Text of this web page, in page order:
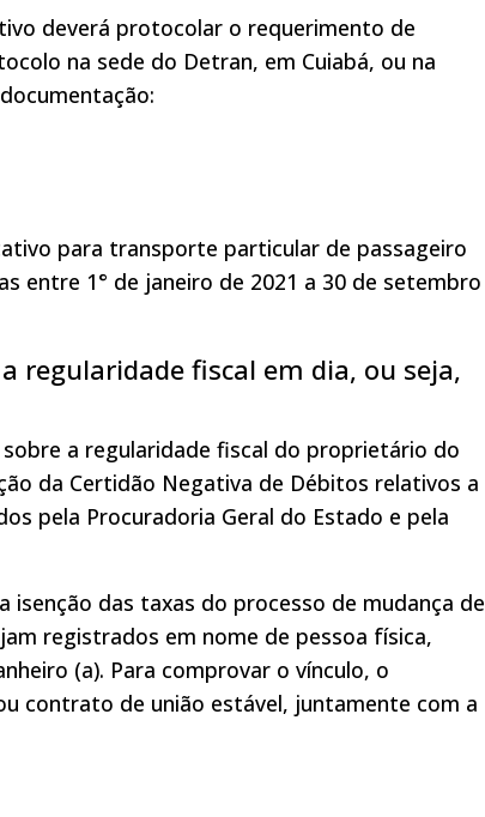
deverá protocolar o requerimento de
na sede do Detran, em Cuiabá, ou na
para transporte particular de passageiro
entre 1° de janeiro de 2021 a 30 de setembro
regularidade fiscal em dia, ou seja,
a regularidade fiscal do proprietário do
da Certidão Negativa de Débitos relativos a
pela Procuradoria Geral do Estado e pela
isenção das taxas do processo de mudança de
registrados em nome de pessoa física,
(a). Para comprovar o vínculo, o
contrato de união estável, juntamente com a